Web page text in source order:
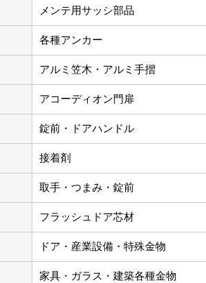
メンテ用サッシ部品
各種アンカー
アルミ笠木・アルミ手摺
アコーディオン門扉
錠前・ドアハンドル
接着剤
取手・つまみ・錠前
フラッシュドア芯材
ドア・産業設備・特殊金物
家具・ガラス・建築各種金物